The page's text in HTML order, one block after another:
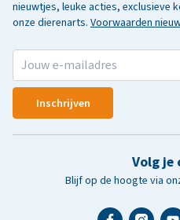
nieuwtjes, leuke acties, exclusieve
onze dierenarts. Voorwaarden
Inschrijven
Volg je
Blijf op de hoogte via